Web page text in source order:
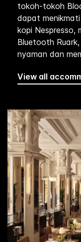
tokoh-tokoh
dapat
kopi Nespresso,
Bluetooth
nyaman dan
View all